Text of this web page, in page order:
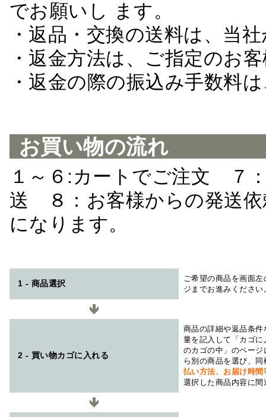
でお願いし ます。
・返品・交換の送料は、当
・返金方法は、ご指定のお
・返金の際の振込み手数料
お買い物の流れ
１～６:カートでご注文 ７
送 ８：お客様からの発送
になります。
1 - 商品選択
ご希望の商品を画面
ジまでお進みください
2 - 買い物カゴに入れる
商品の詳細や返品条
量を記入して「カゴ
のカゴの中」のペー
ら別の商品を選び、
払い方法、お届け時
選択した商品内容に